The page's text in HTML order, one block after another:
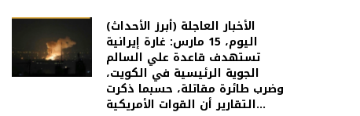
(أبرز الأحداث) الأخبار العاجلة
اليوم، 15 مارس: غارة إيرانية
تستهدف قاعدة علي السالم
الجوية الرئيسية في الكويت،
وضرب طائرة مقاتلة، حسبما ذكرت
التقارير أن القوات الأمريكية…